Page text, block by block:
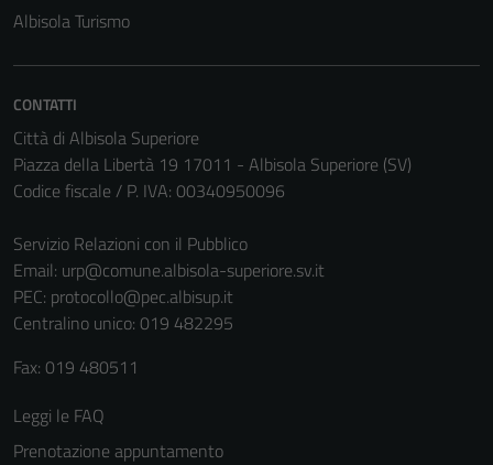
Albisola Turismo
CONTATTI
Città di Albisola Superiore
Piazza della Libertà 19 17011 - Albisola Superiore (SV)
Codice fiscale / P. IVA: 00340950096
Servizio Relazioni con il Pubblico
Email: urp@comune.albisola-superiore.sv.it
PEC: protocollo@pec.albisup.it
Centralino unico: 019 482295
Fax: 019 480511
Leggi le FAQ
Prenotazione appuntamento